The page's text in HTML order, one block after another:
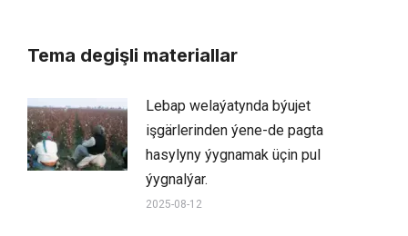
Tema degişli materiallar
Lebap welaýatynda býujet
işgärlerinden ýene-de pagta
hasylyny ýygnamak üçin pul
ýygnalýar.
2025-08-12